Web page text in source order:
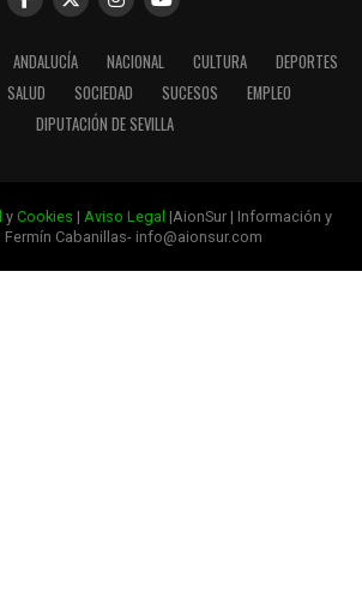
ANDALUCÍA NACIONAL CULTURA
DEPORTES
SALUD SOCIEDAD SUCESOS
EMPLEO
DIPUTACIÓN DE SEVILLA
y Cookies | Aviso Legal |AionSur | Información y
Fermín Cabanillas- info@aionsur.com